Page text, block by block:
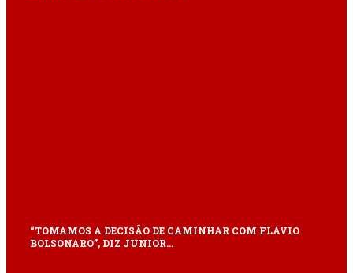
“TOMAMOS A DECISÃO DE CAMINHAR COM FLÁVIO
BOLSONARO”, DIZ JUNIOR…